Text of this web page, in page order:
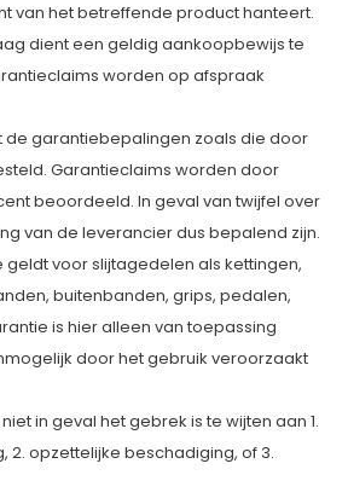
van het betreffende product hanteert.
dient een geldig aankoopbewijs te
worden op afspraak
de garantiebepalingen zoals die door
Garantieclaims worden door
beoordeeld. In geval van twijfel over
van de leverancier dus bepalend zijn.
geldt voor slijtagedelen als kettingen,
buitenbanden, grips, pedalen,
is hier alleen van toepassing
door het gebruik veroorzaakt
in geval het gebrek is te wijten aan 1.
2. opzettelijke beschadiging, of 3.